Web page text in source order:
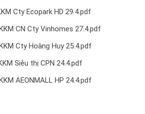
Cty Ecopark HD 29.4.pdf
CN Cty Vinhomes 27.4.pdf
Cty Hoàng Huy 25.4.pdf
Siêu thị CPN 24.4.pdf
AEONMALL HP 24.4.pdf